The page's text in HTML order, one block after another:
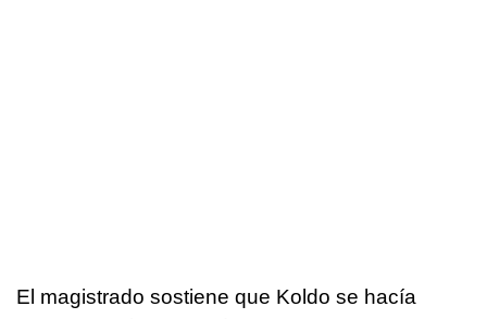
El magistrado sostiene que Koldo se hacía